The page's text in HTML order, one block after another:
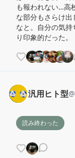
も報われない…高
な部分もさらけ
なと。自分の気
り印象的だった。
汎用ヒト型@
読み終わった